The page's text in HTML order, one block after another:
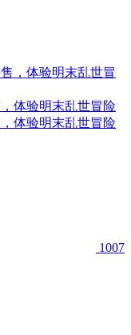
体验明末乱世冒险
体验明末乱世冒险
1007